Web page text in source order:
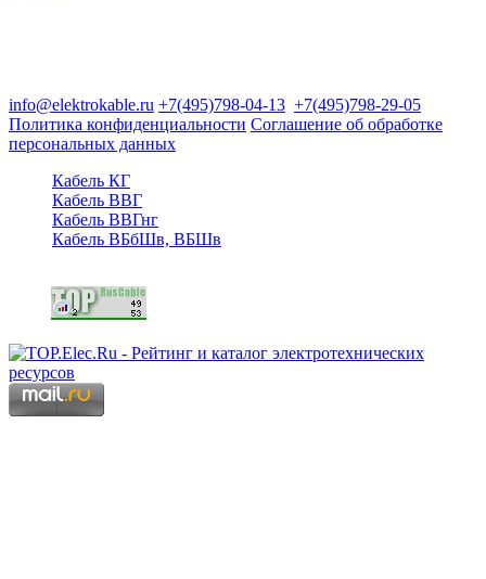
info@elektrokable.ru +7(495)798-04-13 +7(495)798-29-05
Политика конфиденциальности Соглашение об обработке
персональных данных
Кабель КГ
Кабель ВВГ
Кабель ВВГнг
Кабель ВБбШв, ВБШв